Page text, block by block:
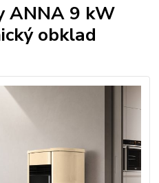
ANNA 9 kW
obklad